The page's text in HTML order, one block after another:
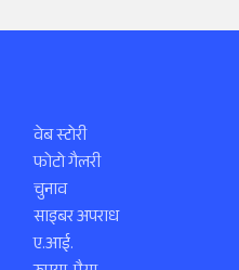
वेब स्टोरी
फोटो गैलरी
चुनाव
साइबर अपराध
ए.आई.